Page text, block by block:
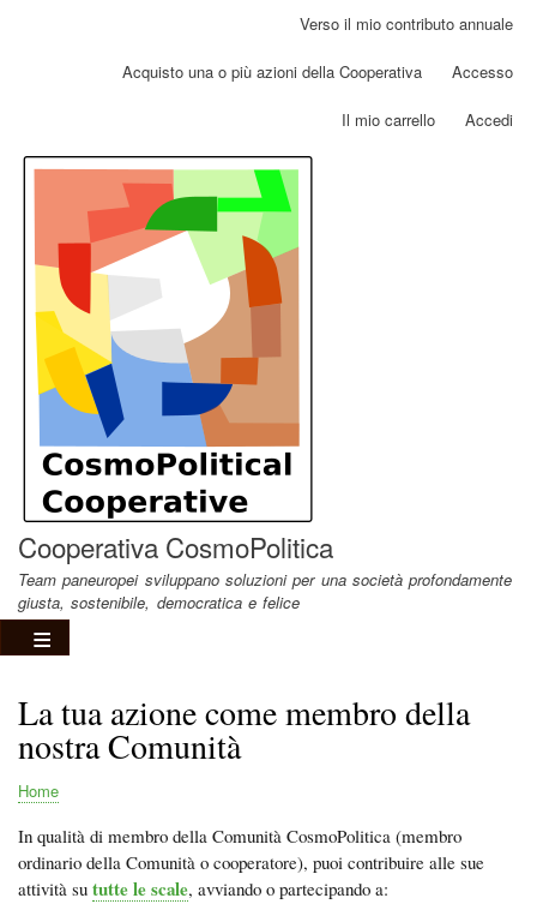
Salta
contenuto
Verso il mio contributo annuale
Acquisto una o più azioni della Cooperativa Accesso
Il mio carrello Accedi
Cooperativa CosmoPolitica
Team paneuropei sviluppano soluzioni per una società profondamente
giusta, sostenibile, democratica e felice
La tua azione come membro della
nostra Comunità
di
pane
Home
In qualità di membro della Comunità CosmoPolitica (membro
ordinario della Comunità o cooperatore), puoi contribuire alle sue
attività su tutte le scale, avviando o partecipando a: